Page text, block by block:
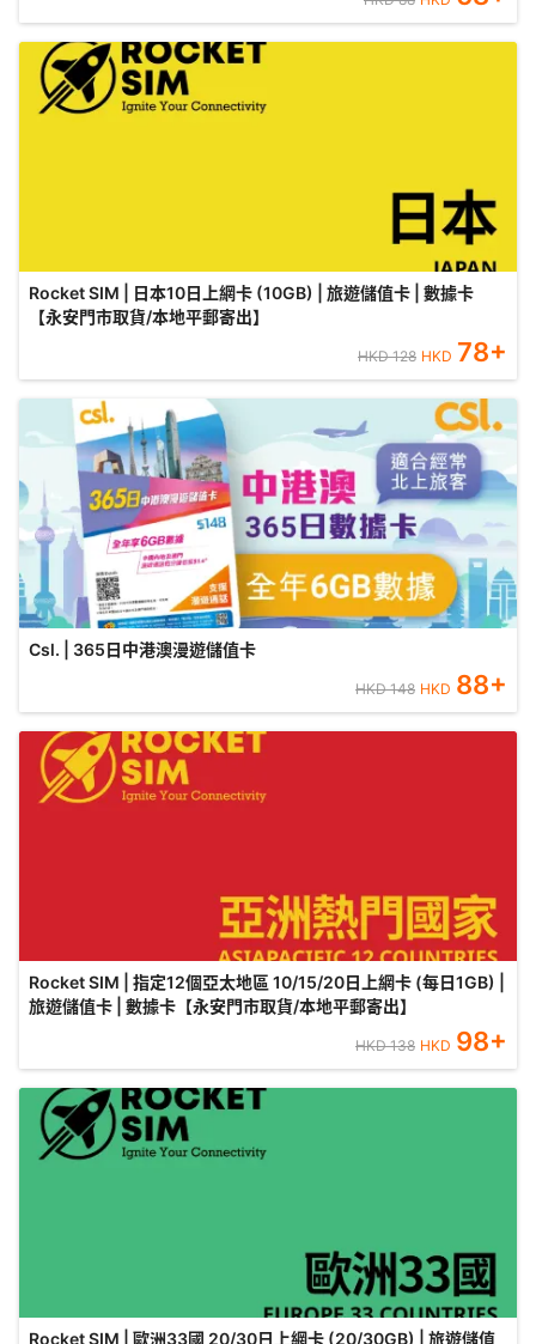
Rocket SIM | 日本10日上網卡 (10GB) | 旅遊儲值卡 | 數據卡
【永安門市取貨/本地平郵寄出】
HKD128 HKD 78+
Csl. | 365日中港澳漫遊儲值卡
HKD148 HKD 88+
Rocket SIM | 指定12個亞太地區 10/15/20日上網卡 (每日1GB) |
旅遊儲值卡 | 數據卡【永安門市取貨/本地平郵寄出】
HKD138 HKD 98+
Rocket SIM | 歐洲33國 20/30日上網卡 (20/30GB) | 旅遊儲值